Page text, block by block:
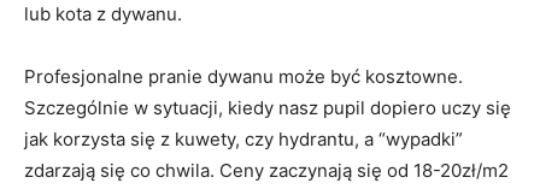
lub kota z dywanu.
Profesjonalne pranie dywanu może być kosztowne.
Szczególnie w sytuacji, kiedy nasz pupil dopiero uczy się
jak korzysta się z kuwety, czy hydrantu, a “wypadki”
zdarzają się co chwila. Ceny zaczynają się od 18-20zł/m2